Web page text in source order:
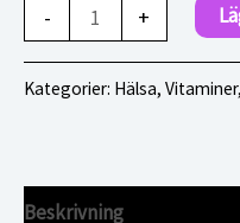
-
1000µg+folsyra
30tabl.FSC
+
Kategorier: Hälsa,
Beskrivning